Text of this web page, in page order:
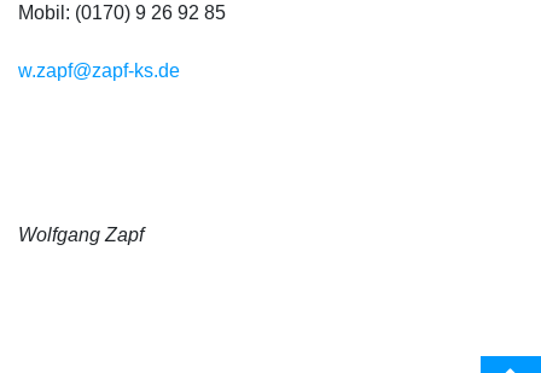
Mobil: (0170) 9 26 92 85
w.zapf@zapf-ks.de
Wolfgang Zapf